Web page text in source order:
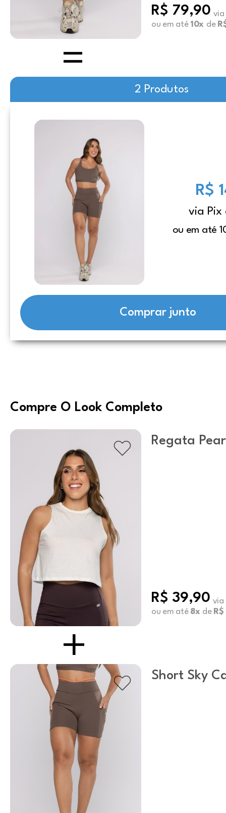
R$ 79,90 via
ou em até 10x de
2 Produtos
R$
via Pix
ou em até
Comprar junto
Compre O Look Completo
Regata
R$ 39,90 via
ou em até 8x de
Short Sky